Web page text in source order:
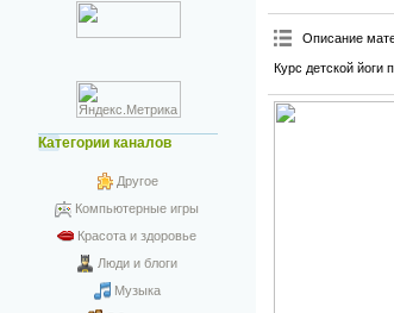
Категории каналов
Другое
Компьютерные игры
Красота и здоровье
Люди и блоги
Музыка
Описание
Курс детской йоги